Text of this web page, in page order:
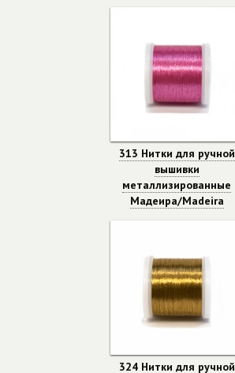
313 Нитки для ручной
вышивки
металлизированные
Мадеира/Madeira
324 Нитки для ручной